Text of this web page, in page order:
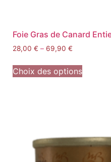
Foie Gras de Canard
28,00 € – 69,90 €
Choix des options